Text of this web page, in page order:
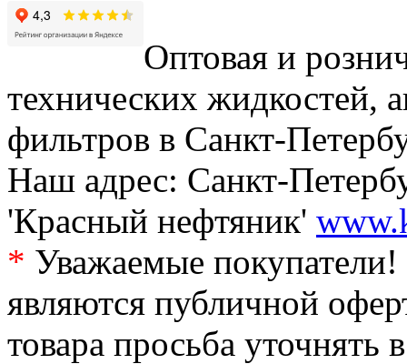
Оптовая и
технических жидкостей,
фильтров в Санкт-
Наш адрес: Санкт-
'Красный нефтяник'
* Уважаемые
являются публичной
товара просьба уточнять